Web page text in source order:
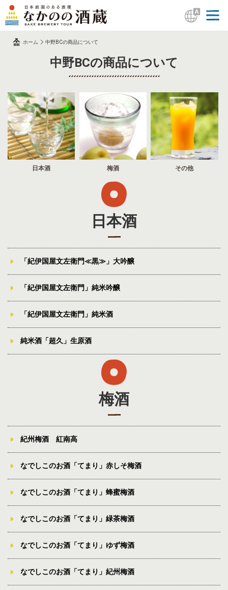
ホーム 中野BCの商品について
中野BCの商品について
日本酒 梅酒 その他
日本酒
「紀伊国屋文左衛門≪黒≫」大吟醸
「紀伊国屋文左衛門」純米吟醸
「紀伊国屋文左衛門」純米酒
純米酒「超久」生原酒
梅酒
紀州梅酒 紅南高
なでしこのお酒「てまり」赤しそ梅酒
なでしこのお酒「てまり」蜂蜜梅酒
なでしこのお酒「てまり」緑茶梅酒
なでしこのお酒「てまり」ゆず梅酒
なでしこのお酒「てまり」紀州梅酒